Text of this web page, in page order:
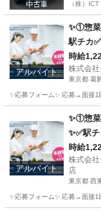
（株）ICT
アルバイト
✨①惣菜
駅チカ
時給
株式会
東京都 葛
✨応募フォーム✨ 応募→面接
キッチン
アルバイト
✨①惣菜
✨✅駅
ok✅扶
時給
株式会
店
東京都 西
✨応募フォーム✨ 応募→面接